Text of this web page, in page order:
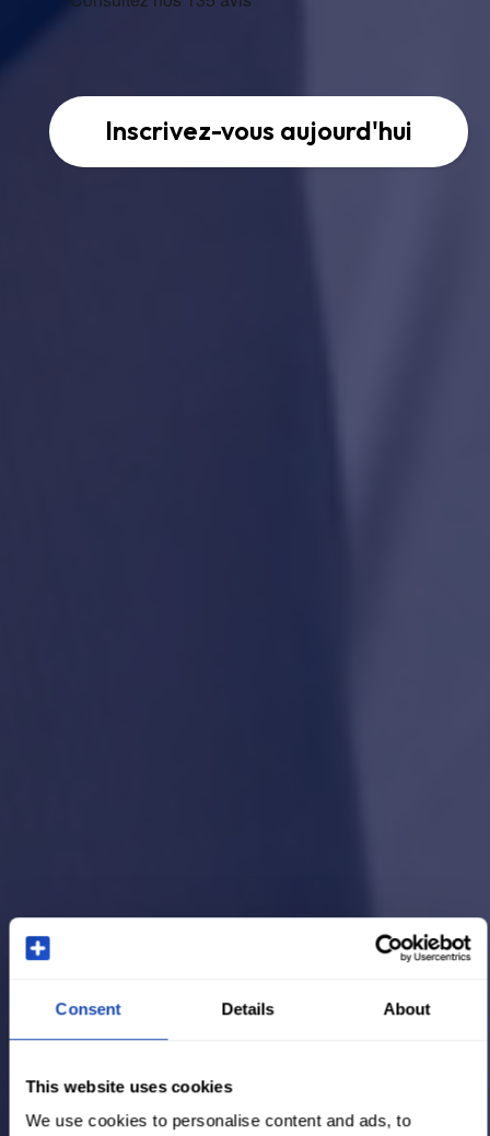
Consent Details About
This website uses cookies
We use cookies to personalise content and ads, to
Inscrivez-vous aujourd'hui